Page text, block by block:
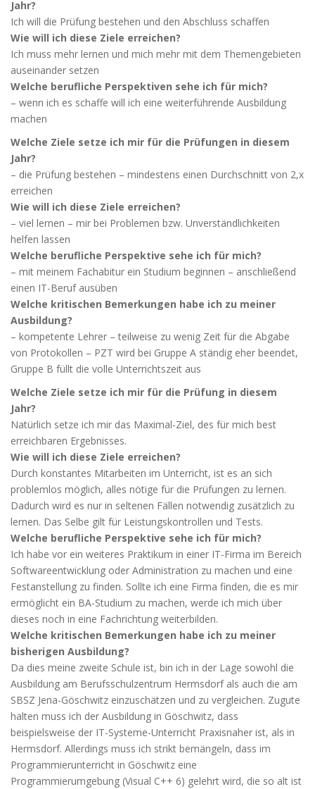
Jahr?
Ich will die Prüfung bestehen und den Abschluss schaffen
Wie will ich diese Ziele erreichen?
Ich muss mehr lernen und mich mehr mit dem Themengebieten
auseinander setzen
Welche berufliche Perspektiven sehe ich für mich?
– wenn ich es schaffe will ich eine weiterführende Ausbildung
machen
Welche Ziele setze ich mir für die Prüfungen in diesem
Jahr?
– die Prüfung bestehen – mindestens einen Durchschnitt von 2,x
erreichen
Wie will ich diese Ziele erreichen?
– viel lernen – mir bei Problemen bzw. Unverständlichkeiten
helfen lassen
Welche berufliche Perspektive sehe ich für mich?
– mit meinem Fachabitur ein Studium beginnen – anschließend
einen IT-Beruf ausüben
Welche kritischen Bemerkungen habe ich zu meiner
Ausbildung?
– kompetente Lehrer – teilweise zu wenig Zeit für die Abgabe
von Protokollen – PZT wird bei Gruppe A ständig eher beendet,
Gruppe B füllt die volle Unterrichtszeit aus
Welche Ziele setze ich mir für die Prüfung in diesem
Jahr?
Natürlich setze ich mir das Maximal-Ziel, des für mich best
erreichbaren Ergebnisses.
Wie will ich diese Ziele erreichen?
Durch konstantes Mitarbeiten im Unterricht, ist es an sich
problemlos möglich, alles nötige für die Prüfungen zu lernen.
Dadurch wird es nur in seltenen Fällen notwendig zusätzlich zu
lernen. Das Selbe gilt für Leistungskontrollen und Tests.
Welche berufliche Perspektive sehe ich für mich?
Ich habe vor ein weiteres Praktikum in einer IT-Firma im Bereich
Softwareentwicklung oder Administration zu machen und eine
Festanstellung zu finden. Sollte ich eine Firma finden, die es mir
ermöglicht ein BA-Studium zu machen, werde ich mich über
dieses noch in eine Fachrichtung weiterbilden.
Welche kritischen Bemerkungen habe ich zu meiner
bisherigen Ausbildung?
Da dies meine zweite Schule ist, bin ich in der Lage sowohl die
Ausbildung am Berufsschulzentrum Hermsdorf als auch die am
SBSZ Jena-Göschwitz einzuschätzen und zu vergleichen. Zugute
halten muss ich der Ausbildung in Göschwitz, dass
beispielsweise der IT-Systeme-Unterricht Praxisnaher ist, als in
Hermsdorf. Allerdings muss ich strikt bemängeln, dass im
Programmierunterricht in Göschwitz eine
Programmierumgebung (Visual C++ 6) gelehrt wird, die so alt ist